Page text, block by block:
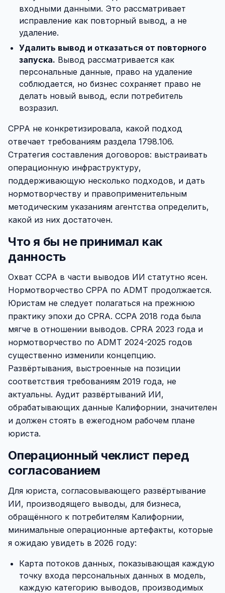
входными данными. Это рассматривает
исправление как повторный вывод, а не
удаление.
Удалить вывод и отказаться от повторного
запуска. Вывод рассматривается как
персональные данные, право на удаление
соблюдается, но бизнес сохраняет право не
делать новый вывод, если потребитель
возразил.
CPPA не конкретизировала, какой подход
отвечает требованиям раздела 1798.106.
Стратегия составления договоров: выстраивать
операционную инфраструктуру,
поддерживающую несколько подходов, и дать
нормотворчеству и правоприменительным
методическим указаниям агентства определить,
какой из них достаточен.
Что я бы не принимал как
данность
Охват CCPA в части выводов ИИ статутно ясен.
Нормотворчество CPPA по ADMT продолжается.
Юристам не следует полагаться на прежнюю
практику эпохи до CPRA. CCPA 2018 года была
мягче в отношении выводов. CPRA 2023 года и
нормотворчество по ADMT 2024-2025 годов
существенно изменили концепцию.
Развёртывания, выстроенные на позиции
соответствия требованиям 2019 года, не
актуальны. Аудит развёртываний ИИ,
обрабатывающих данные Калифорнии, значителен
и должен стоять в ежегодном рабочем плане
юриста.
Операционный чеклист перед
согласованием
Для юриста, согласовывающего развёртывание
ИИ, производящего выводы, для бизнеса,
обращённого к потребителям Калифорнии,
минимальные операционные артефакты, которые
я ожидаю увидеть в 2026 году:
Карта потоков данных, показывающая каждую
точку входа персональных данных в модель,
каждую категорию выводов, производимых